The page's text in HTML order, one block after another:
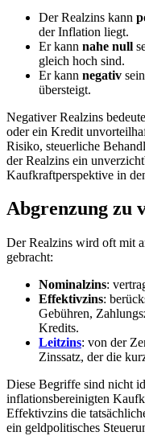
Der Realzins kann
der Inflation liegt.
Er kann nahe null
gleich hoch sind.
Er kann negativ
übersteigt.
Negativer Realzins
oder ein Kredit
Risiko, steuerliche
der Realzins ein
Kaufkraftperspektive in
Abgrenzung zu
Der Realzins wird oft mit
gebracht:
Nominalzins:
Effektivzins:
Gebühren,
Kredits.
Leitzins: von der
Zinssatz, der die
Diese Begriffe sind nicht
inflationsbereinigten
Effektivzins die
ein geldpolitisches